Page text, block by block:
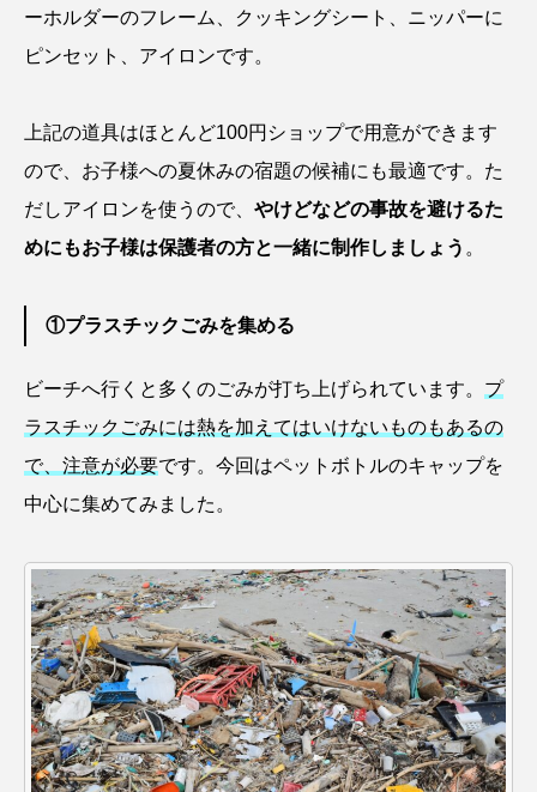
ゴトウタゴガエル ゴマフアザラシ ゴリ
サカナアパートメント サカナブックス
サクラマス サケ サザエ
サルシアクラゲ サルパ サワガニ
サンゴ サンショウウオ サンマ
シコロサンゴ シトウズクラゲ シマハギ
シャコガイ シュレーゲルアオガエル
シラウオ シロウオ シログチ
シロザケ シロワニ ジンベエザメ
ーホルダーのフレーム、クッキングシート、ニッパーに
ピンセット、アイロンです。
上記の道具はほとんど100円ショップで用意ができます
ので、お子様への夏休みの宿題の候補にも最適です。た
だしアイロンを使うので、 やけどなどの事故を避けるた
めにもお子様は保護者の方と一緒に制作しましょう 。
①プラスチックごみを集める
ビーチへ行くと多くのごみが打ち上げられています。 プ
ラスチックごみには熱を加えてはいけないものもあるの
で、注意が必要です。今回はペットボトルのキャップを
中心に集めてみました。